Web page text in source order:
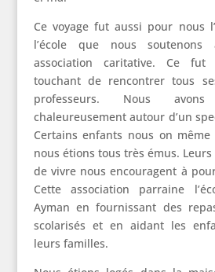
Ce voyage fut aussi pour nous
l’école que nous soutenons
association caritative. Ce
touchant de rencontrer tous
professeurs. Nous
chaleureusement autour d’un
Certains enfants nous on
nous étions tous très émus.
de vivre nous encouragent à
Cette association parraine
Ayman en fournissant des
scolarisés et en aidant les
leurs familles.